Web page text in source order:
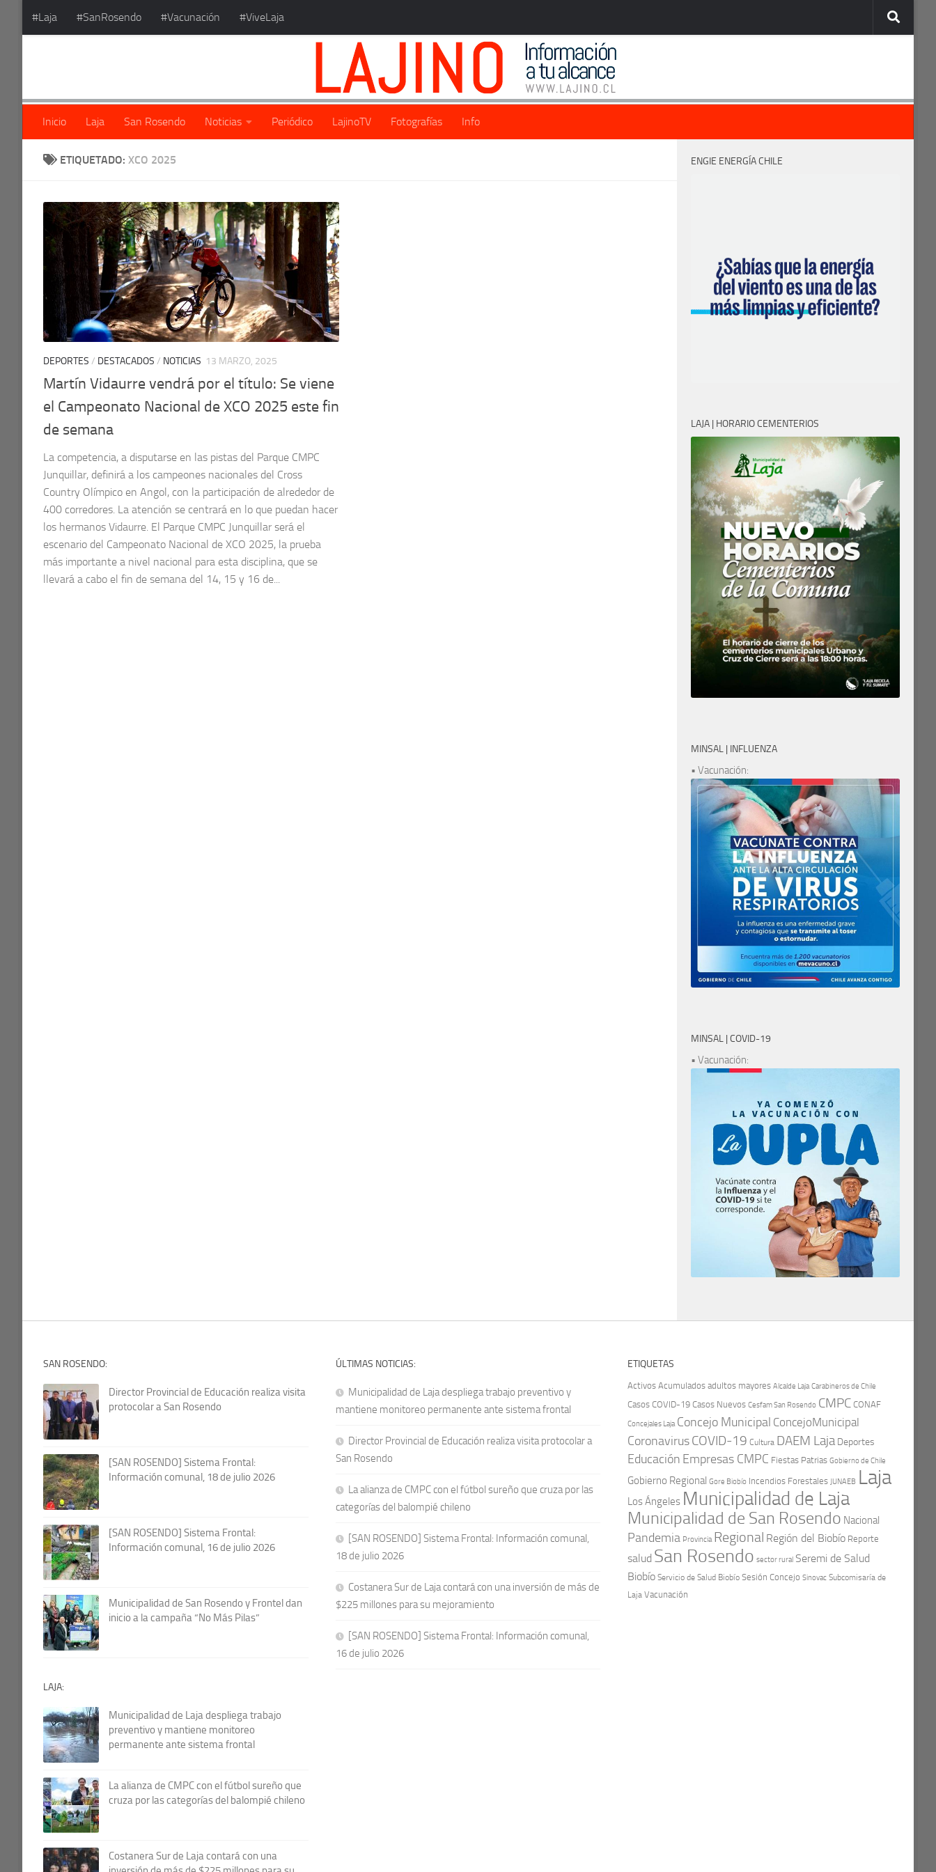
Saltar al contenido
#Laja #SanRosendo #Vacunación #ViveLaja
Inicio Laja San Rosendo Noticias Periódico LajinoTV Fotografías Info
ETIQUETADO: XCO 2025
DEPORTES / DESTACADOS / NOTICIAS 13 MARZO, 2025
Martín Vidaurre vendrá por el título: Se viene
el Campeonato Nacional de XCO 2025 este fin
de semana
La competencia, a disputarse en las pistas del Parque CMPC
Junquillar, definirá a los campeones nacionales del Cross
Country Olímpico en Angol, con la participación de alrededor de
400 corredores. La atención se centrará en lo que puedan hacer
los hermanos Vidaurre. El Parque CMPC Junquillar será el
escenario del Campeonato Nacional de XCO 2025, la prueba
más importante a nivel nacional para esta disciplina, que se
llevará a cabo el fin de semana del 14, 15 y 16 de...
ENGIE ENERGÍA CHILE
LAJA | HORARIO CEMENTERIOS
MINSAL | INFLUENZA
• Vacunación:
MINSAL | COVID-19
• Vacunación:
SAN ROSENDO:
Director Provincial de Educación realiza visita
protocolar a San Rosendo
[SAN ROSENDO] Sistema Frontal:
Información comunal, 18 de julio 2026
[SAN ROSENDO] Sistema Frontal:
Información comunal, 16 de julio 2026
Municipalidad de San Rosendo y Frontel dan
inicio a la campaña “No Más Pilas”
LAJA:
Municipalidad de Laja despliega trabajo
preventivo y mantiene monitoreo
permanente ante sistema frontal
La alianza de CMPC con el fútbol sureño que
cruza por las categorías del balompié chileno
Costanera Sur de Laja contará con una
ÚLTIMAS NOTICIAS:
Municipalidad de Laja despliega trabajo preventivo y
mantiene monitoreo permanente ante sistema frontal
Director Provincial de Educación realiza visita protocolar a
San Rosendo
La alianza de CMPC con el fútbol sureño que cruza por las
categorías del balompié chileno
[SAN ROSENDO] Sistema Frontal: Información comunal,
18 de julio 2026
Costanera Sur de Laja contará con una inversión de más de
$225 millones para su mejoramiento
[SAN ROSENDO] Sistema Frontal: Información comunal,
16 de julio 2026
ETIQUETAS
Activos Acumulados adultos mayores Alcalde Laja Carabineros de Chile
Casos COVID-19 Casos Nuevos Cesfam San Rosendo CMPC CONAF
Concejales Laja Concejo Municipal ConcejoMunicipal
CoronavirusCOVID-19 Cultura DAEM Laja Deportes
Educación Empresas CMPC Fiestas Patrias Gobierno de Chile
Gobierno Regional Gore Biobío Incendios Forestales JUNAEB Laja
Los Ángeles Municipalidad de Laja
Municipalidad de San Rosendo Nacional
Pandemia Provincia Regional Región del Biobío Reporte
salud San Rosendo sector rural Seremi de Salud
Biobío Servicio de Salud Biobío Sesión Concejo Sinovac Subcomisaría de
Laja Vacunación